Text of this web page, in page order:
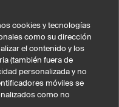
Cookies y seguimiento
de venta
cookies y tecnologías
como su dirección
el contenido y los
(también fuera de
personalizada y no
móviles se
como no